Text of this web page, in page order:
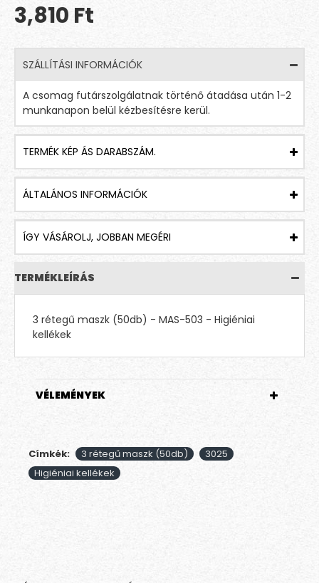
3,810 Ft
SZÁLLÍTÁSI INFORMÁCIÓK
A csomag futárszolgálatnak történő átadása után 1-2
munkanapon belül kézbesítésre kerül.
TERMÉK KÉP ÁS DARABSZÁM.
ÁLTALÁNOS INFORMÁCIÓK
ÍGY VÁSÁROLJ, JOBBAN MEGÉRI
TERMÉKLEÍRÁS
3 rétegű maszk (50db) - MAS-503 - Higiéniai
kellékek
VÉLEMÉNYEK
Címkék: 3 rétegű maszk (50db)
3025
Higiéniai kellékek